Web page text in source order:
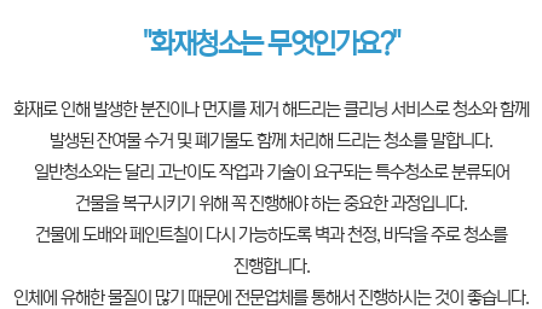
"화재청소는 무엇인가요?"
화재로 인해 발생한 분진이나 먼지를 제거 해드리는 클리닝 서비스로 청소와 함께
발생된 잔여물 수거 및 폐기물도 함께 처리해 드리는 청소를 말합니다.
일반청소와는 달리 고난이도 작업과 기술이 요구되는 특수청소로 분류되어
건물을 복구시키기 위해 꼭 진행해야 하는 중요한 과정입니다.
건물에 도배와 페인트칠이 다시 가능하도록 벽과 천정, 바닥을 주로 청소를
진행합니다.
인체에 유해한 물질이 많기 때문에 전문업체를 통해서 진행하시는 것이 좋습니다.